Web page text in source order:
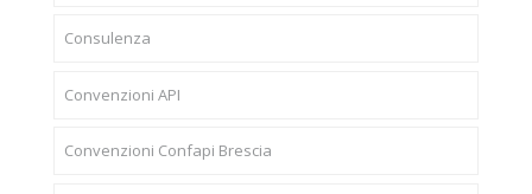
Consulenza
Convenzioni API
Convenzioni Confapi Brescia